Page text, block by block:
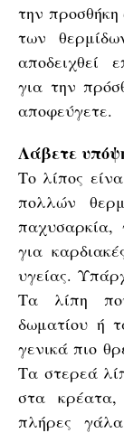
την
των
αποδειχθεί
για την
αποφεύγετε.
Λάβετε
Το λίπος
πολλών
παχυσαρκία,
για
υγείας.
Τα λίπη
δωματίου ή
γενικά πιο
Τα στερεά
στα
πλήρες